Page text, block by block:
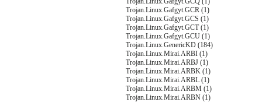
Trojan.Linux.Gafgyt.GCR (1)
Trojan.Linux.Gafgyt.GCS (1)
Trojan.Linux.Gafgyt.GCT (1)
Trojan.Linux.Gafgyt.GCU (1)
Trojan.Linux.GenericKD (184)
Trojan.Linux.Mirai.ARBI (1)
Trojan.Linux.Mirai.ARBJ (1)
Trojan.Linux.Mirai.ARBK (1)
Trojan.Linux.Mirai.ARBL (1)
Trojan.Linux.Mirai.ARBM (1)
Trojan.Linux.Mirai.ARBN (1)